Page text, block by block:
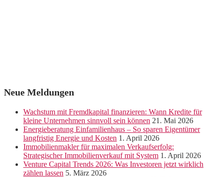
Neue Meldungen
Wachstum mit Fremdkapital finanzieren: Wann Kredite für
kleine Unternehmen sinnvoll sein können 21. Mai 2026
Energieberatung Einfamilienhaus – So sparen Eigentümer
langfristig Energie und Kosten 1. April 2026
Immobilienmakler für maximalen Verkaufserfolg:
Strategischer Immobilienverkauf mit System 1. April 2026
Venture Capital Trends 2026: Was Investoren jetzt wirklich
zählen lassen 5. März 2026